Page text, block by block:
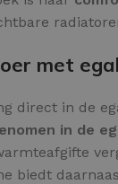
met
direct in de
in de
biedt